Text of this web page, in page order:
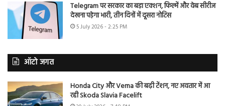
Telegram पर सरकार का बड़ा एक्शन, फिल्में और वेब सीरीज
देखना पड़ेगा भारी, तीन दिनों में दूसरा नोटिस
5 July 2026 - 2:25 PM
ऑटो जगत
Honda City और Verna की बढ़ी टेंशन, नए अवतार में आ
रही Skoda Slavia Facelift